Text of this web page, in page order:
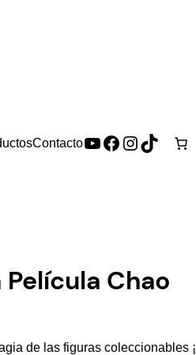
ContactoYouTube
Facebook
Instagram
TikTok
Chao
de las figuras coleccionables